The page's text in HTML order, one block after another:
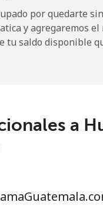
por quedarte
y agregaremos
tu saldo disponible
a